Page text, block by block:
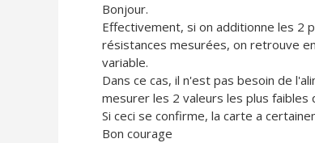
Bonjour.
Effectivement, si on additionne les 2
résistances mesurées, on retrouve
variable.
Dans ce cas, il n'est pas besoin de
mesurer les 2 valeurs les plus faibles
Si ceci se confirme, la carte a
Bon courage